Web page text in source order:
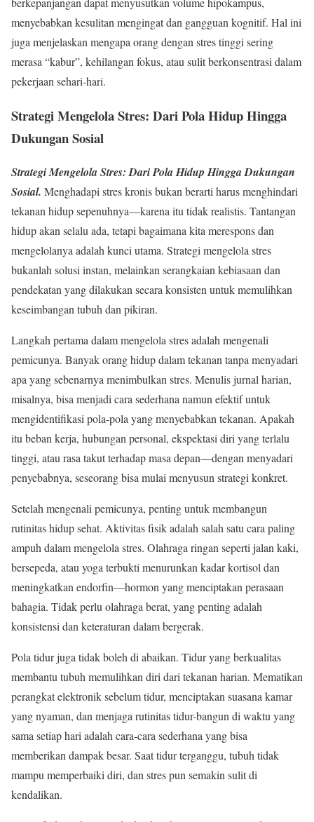
menyebabkan kesulitan mengingat dan gangguan kognitif. Hal ini
juga menjelaskan mengapa orang dengan stres tinggi sering
merasa “kabur”, kehilangan fokus, atau sulit berkonsentrasi dalam
pekerjaan sehari-hari.
Strategi Mengelola Stres: Dari Pola Hidup Hingga
Dukungan Sosial
Strategi Mengelola Stres: Dari Pola Hidup Hingga Dukungan
Sosial. Menghadapi stres kronis bukan berarti harus menghindari
tekanan hidup sepenuhnya—karena itu tidak realistis. Tantangan
hidup akan selalu ada, tetapi bagaimana kita merespons dan
mengelolanya adalah kunci utama. Strategi mengelola stres
bukanlah solusi instan, melainkan serangkaian kebiasaan dan
pendekatan yang dilakukan secara konsisten untuk memulihkan
keseimbangan tubuh dan pikiran.
Langkah pertama dalam mengelola stres adalah mengenali
pemicunya. Banyak orang hidup dalam tekanan tanpa menyadari
apa yang sebenarnya menimbulkan stres. Menulis jurnal harian,
misalnya, bisa menjadi cara sederhana namun efektif untuk
mengidentifikasi pola-pola yang menyebabkan tekanan. Apakah
itu beban kerja, hubungan personal, ekspektasi diri yang terlalu
tinggi, atau rasa takut terhadap masa depan—dengan menyadari
penyebabnya, seseorang bisa mulai menyusun strategi konkret.
Setelah mengenali pemicunya, penting untuk membangun
rutinitas hidup sehat. Aktivitas fisik adalah salah satu cara paling
ampuh dalam mengelola stres. Olahraga ringan seperti jalan kaki,
bersepeda, atau yoga terbukti menurunkan kadar kortisol dan
meningkatkan endorfin—hormon yang menciptakan perasaan
bahagia. Tidak perlu olahraga berat, yang penting adalah
konsistensi dan keteraturan dalam bergerak.
Pola tidur juga tidak boleh di abaikan. Tidur yang berkualitas
membantu tubuh memulihkan diri dari tekanan harian. Mematikan
perangkat elektronik sebelum tidur, menciptakan suasana kamar
yang nyaman, dan menjaga rutinitas tidur-bangun di waktu yang
sama setiap hari adalah cara-cara sederhana yang bisa
memberikan dampak besar. Saat tidur terganggu, tubuh tidak
mampu memperbaiki diri, dan stres pun semakin sulit di
kendalikan.